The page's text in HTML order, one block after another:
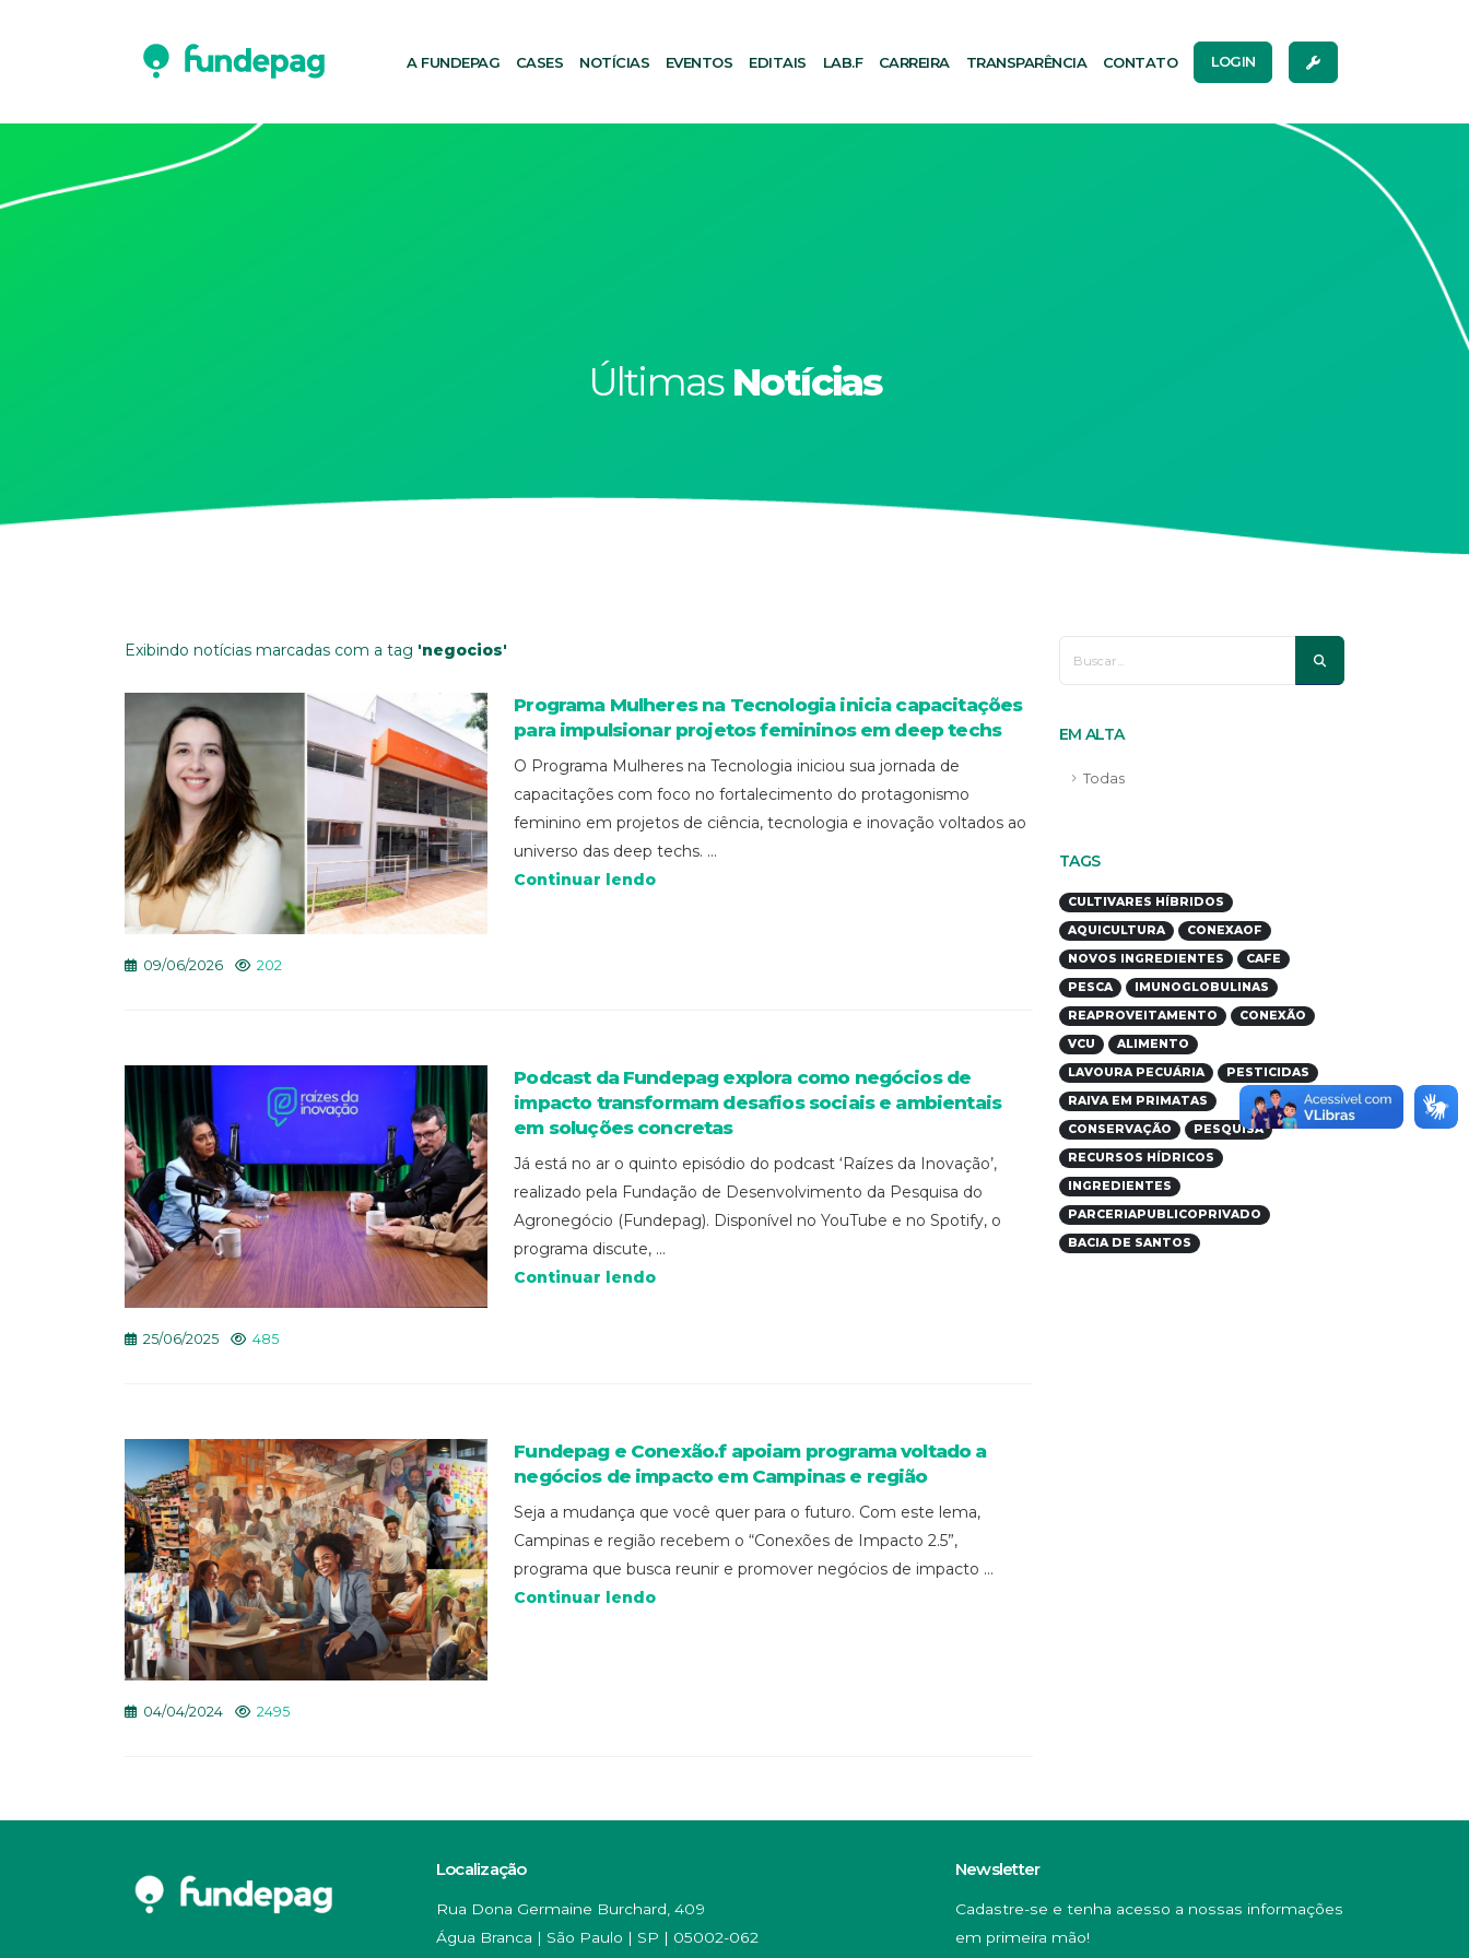
A FUNDEPAG CASES NOTÍCIAS EVENTOS EDITAIS LAB.F CARREIRA TRANSPARÊNCIA CONTATO LOGIN
Últimas Notícias
Exibindo notícias marcadas com a tag 'negocios'
Programa Mulheres na Tecnologia inicia capacitações
para impulsionar projetos femininos em deep techs
O Programa Mulheres na Tecnologia iniciou sua jornada de
capacitações com foco no fortalecimento do protagonismo
feminino em projetos de ciência, tecnologia e inovação voltados ao
universo das deep techs. ...
Continuar lendo
09/06/2026 202
Podcast da Fundepag explora como negócios de
impacto transformam desafios sociais e ambientais
em soluções concretas
Já está no ar o quinto episódio do podcast ‘Raízes da Inovação’,
realizado pela Fundação de Desenvolvimento da Pesquisa do
Agronegócio (Fundepag). Disponível no YouTube e no Spotify, o
programa discute, ...
Continuar lendo
25/06/2025 485
Fundepag e Conexão.f apoiam programa voltado a
negócios de impacto em Campinas e região
Seja a mudança que você quer para o futuro. Com este lema,
Campinas e região recebem o “Conexões de Impacto 2.5”,
programa que busca reunir e promover negócios de impacto ...
Continuar lendo
04/04/2024 2495
EM ALTA
Todas
TAGS
CULTIVARES HÍBRIDOS
AQUICULTURA
CONEXAOF
NOVOS INGREDIENTES
CAFE
PESCA
IMUNOGLOBULINAS
REAPROVEITAMENTO
CONEXÃO
VCU
ALIMENTO
LAVOURA PECUÁRIA
PESTICIDAS
RAIVA EM PRIMATAS
CONSERVAÇÃO
PESQUISA
RECURSOS HÍDRICOS
INGREDIENTES
PARCERIAPUBLICOPRIVADO
BACIA DE SANTOS
Localização
Rua Dona Germaine Burchard, 409
Água Branca | São Paulo | SP | 05002-062
Newsletter
Cadastre-se e tenha acesso a nossas informações
em primeira mão!